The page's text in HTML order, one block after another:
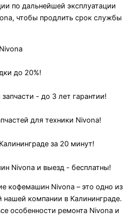
по дальнейшей эксплуатации
чтобы продлить срок службы
до 20%!
- до 3 лет гарантии!
для техники Nivona!
за 20 минут!
Nivona и выезд - бесплатны!
кофемашин Nivona – это одно из
нашей компании в Калининграде.
особенности ремонта Nivona и